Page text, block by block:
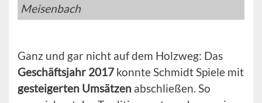
Meisenbach
Ganz und gar nicht auf dem Holzweg: Das
Geschäftsjahr 2017 konnte Schmidt Spiele mit
gesteigerten Umsätzen abschließen. So